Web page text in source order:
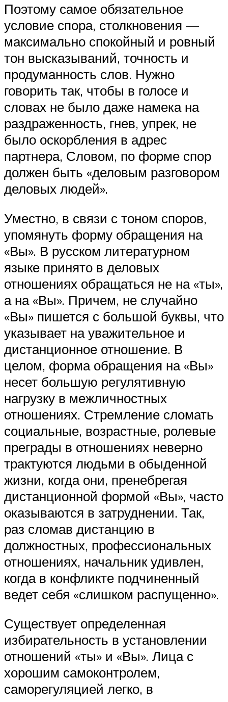
Поэтому самое обязательное
условие спора, столкновения —
максимально спокойный и ровный
тон высказываний, точность и
продуманность слов. Нужно
говорить так, чтобы в голосе и
словах не было даже намека на
раздраженность, гнев, упрек, не
было оскорбления в адрес
партнера, Словом, по форме спор
должен быть «деловым разговором
деловых людей».
Уместно, в связи с тоном споров,
упомянуть форму обращения на
«Вы». В русском литературном
языке принято в деловых
отношениях обращаться не на «ты»,
а на «Вы». Причем, не случайно
«Вы» пишется с большой буквы, что
указывает на уважительное и
дистанционное отношение. В
целом, форма обращения на «Вы»
несет большую регулятивную
нагрузку в межличностных
отношениях. Стремление сломать
социальные, возрастные, ролевые
преграды в отношениях неверно
трактуются людьми в обыденной
жизни, когда они, пренебрегая
дистанционной формой «Вы», часто
оказываются в затруднении. Так,
раз сломав дистанцию в
должностных, профессиональных
отношениях, начальник удивлен,
когда в конфликте подчиненный
ведет себя «слишком распущенно».
Существует определенная
избирательность в установлении
отношений «ты» и «Вы». Лица с
хорошим самоконтролем,
саморегуляцией легко, в